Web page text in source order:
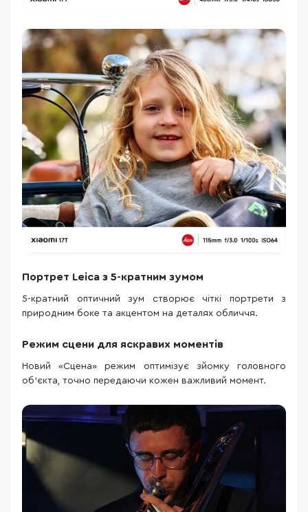
Портрет Leica з 5-кратним зумом
5-кратний оптичний зум створює чіткі портрети з
природним боке та акцентом на деталях обличчя.
Режим сцени для яскравих моментів
Новий «Сцена» режим оптимізує зйомку головного
об’єкта, точно передаючи кожен важливий момент.